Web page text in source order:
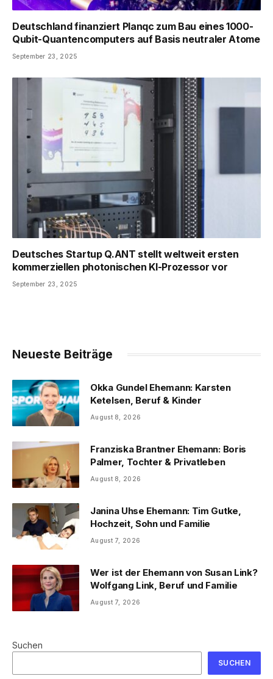
Deutschland finanziert Planqc zum Bau eines 1000-
Qubit-Quantencomputers auf Basis neutraler Atome
September 23, 2025
Deutsches Startup Q.ANT stellt weltweit ersten
kommerziellen photonischen KI-Prozessor vor
September 23, 2025
Neueste Beiträge
Okka Gundel Ehemann: Karsten
Ketelsen, Beruf & Kinder
August 8, 2026
Franziska Brantner Ehemann: Boris
Palmer, Tochter & Privatleben
August 8, 2026
Janina Uhse Ehemann: Tim Gutke,
Hochzeit, Sohn und Familie
August 7, 2026
Wer ist der Ehemann von Susan Link?
Wolfgang Link, Beruf und Familie
August 7, 2026
Suchen
SUCHEN